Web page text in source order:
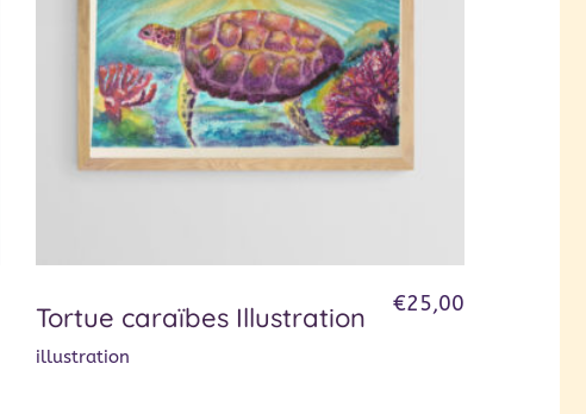
Tortue caraïbes Illustration
illustration
€25,00